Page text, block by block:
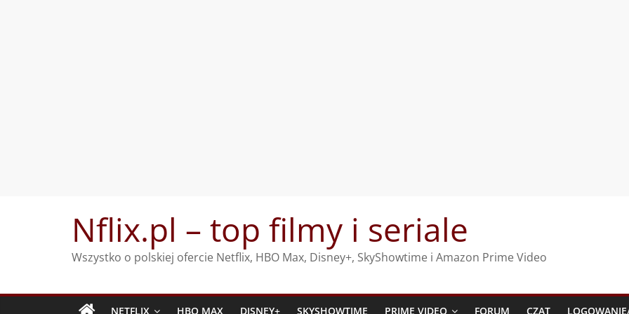
Nflix.pl – top filmy i seriale
Wszystko o polskiej ofercie Netflix, HBO Max, Disney+, SkyShowtime i Amazon Prime Video
NETFLIX HBO MAX DISNEY+ SKYSHOWTIME PRIME VIDEO FORUM CZAT